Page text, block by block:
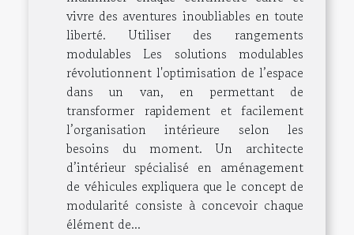
vivre des aventures inoubliables en toute
liberté. Utiliser des rangements
modulables Les solutions modulables
révolutionnent l'optimisation de l’espace
dans un van, en permettant de
transformer rapidement et facilement
l’organisation intérieure selon les
besoins du moment. Un architecte
d’intérieur spécialisé en aménagement
de véhicules expliquera que le concept de
modularité consiste à concevoir chaque
élément de...